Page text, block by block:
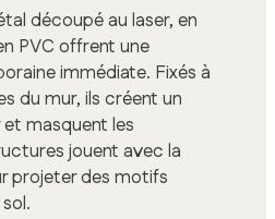
découpé au laser, en
PVC offrent une
immédiate. Fixés à
du mur, ils créent un
masquent les
jouent avec la
projeter des motifs